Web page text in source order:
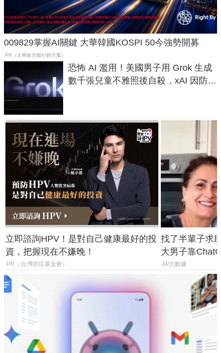
009829掌握AI關鍵 大華韓國KOSPI 50今強勢開募
PR（大華銀全能行銷方案）
恐怖 AI 濫用！美國男子用 Grok 生成
數千張兒童不雅照後自殺，xAI 因防護
立即諮詢HPV！是對自己健康最好的投
資，把握現在不嫌晚！
PR（台灣癌症基金會）
找了半輩子求
大男子靠
年家人
AI/大數據